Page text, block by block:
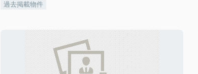
過去掲載物件